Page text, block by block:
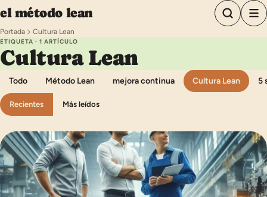
Saltar al contenido
el método lean
Portada Cultura Lean
ETIQUETA · 1 ARTÍCULO
Cultura Lean
Todo Método Lean mejora continua Cultura Lean 5
Recientes Más leídos